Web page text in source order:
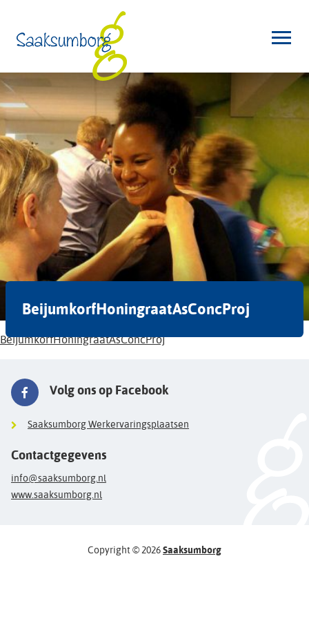
BeijumkorfHoningraatAsConcProj
BeijumkorfHoningraatAsConcProj
Volg ons op Facebook
Saaksumborg Werkervaringsplaatsen
Contactgegevens
info@saaksumborg.nl
www.saaksumborg.nl
Copyright © 2026Saaksumborg